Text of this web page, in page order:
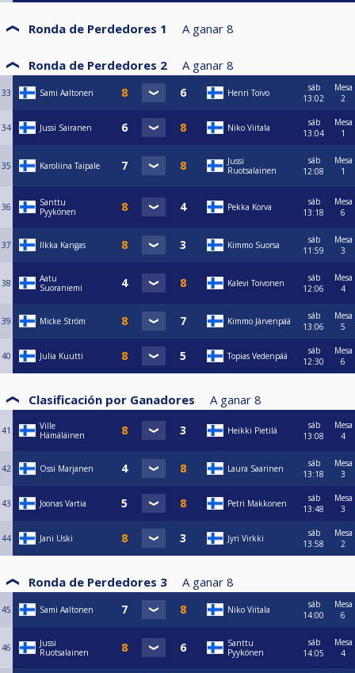
Ronda de Perdedores 1 A ganar 8
Ronda de Perdedores 2 A ganar 8
33 Sami Aaltonen Henri Toivo
sáb
13:02
Mesa
2
34 Jussi Sairanen Niko Viitala
sáb
13:04
Mesa
1
35 Karoliina Taipale
Jussi
Ruotsalainen
sáb
12:08
Mesa
1
36
Santtu
Pyykönen
Pekka Korva
sáb
13:18
Mesa
6
37 Ilkka Kangas Kimmo Suorsa
sáb
11:59
Mesa
3
38
Aatu
Suoraniemi
Kalevi Toivonen
sáb
12:06
Mesa
4
39 Micke Ström Kimmo Järvenpää
sáb
13:06
Mesa
5
40 Julia Kuutti Topias Vedenpää
sáb
12:30
Mesa
6
Clasificación por Ganadores A ganar 8
41
Ville
Hämäläinen
Heikki Pietilä
sáb
13:08
Mesa
4
42 Ossi Marjanen Laura Saarinen
sáb
13:18
Mesa
3
43 Joonas Vartia Petri Makkonen
sáb
13:48
Mesa
3
44 Jani Uski Jyri Virkki
sáb
13:58
Mesa
2
Ronda de Perdedores 3 A ganar 8
45 Sami Aaltonen Niko Viitala
sáb
14:00
Mesa
6
46
Jussi
Ruotsalainen
Santtu
Pyykönen
sáb
14:05
Mesa
4